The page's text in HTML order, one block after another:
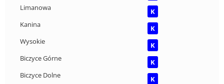
Limanowa
K
Kanina
K
Wysokie
K
Biczyce Górne
K
Biczyce Dolne
K